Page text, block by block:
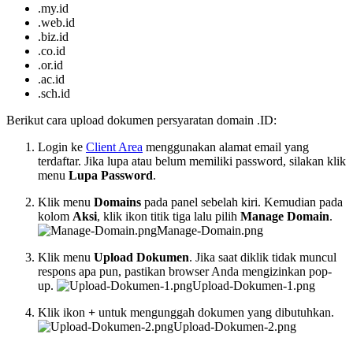
.my.id
.web.id
.biz.id
.co.id
.or.id
.ac.id
.sch.id
Berikut cara upload dokumen persyaratan domain .ID:
Login ke Client Area menggunakan alamat email yang
terdaftar. Jika lupa atau belum memiliki password, silakan klik
menu Lupa Password.
Klik menu Domains pada panel sebelah kiri. Kemudian pada
kolom Aksi, klik ikon titik tiga lalu pilih Manage Domain.
Manage-Domain.png
Klik menu Upload Dokumen. Jika saat diklik tidak muncul
respons apa pun, pastikan browser Anda mengizinkan pop-
up.
Upload-Dokumen-1.png
Klik ikon + untuk mengunggah dokumen yang dibutuhkan.
Upload-Dokumen-2.png